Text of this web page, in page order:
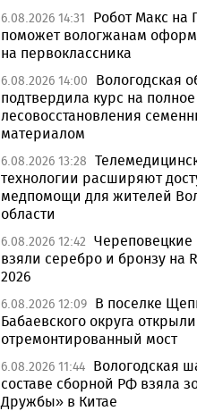
6.08.2026 14:31
Робот Макс на
поможет вологжанам
на первоклассника
6.08.2026 14:00
Вологодская
подтвердила курс на
лесовосстановления
материалом
6.08.2026 13:28
технологии расширяют
медпомощи для жителей
области
6.08.2026 12:42 Череповецкие
взяли серебро и бронзу на
2026
6.08.2026 12:09 В поселке
Бабаевского округа открыли
отремонтированный мост
6.08.2026 11:44 Вологодская
составе сборной РФ взяла
Дружбы» в Китае